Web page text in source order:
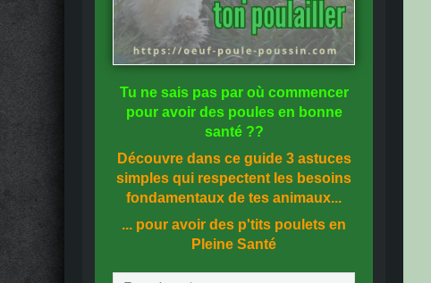
Tu ne sais pas par où commencer
pour avoir des poules en bonne
santé??
Découvre dans ce guide 3 astuces
simples qui respectent les besoins
fondamentaux de tes animaux...
... pour avoir des p'tits poulets en
Pleine Santé